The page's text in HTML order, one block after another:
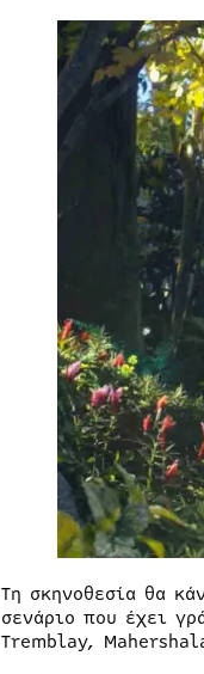
Τη σκηνοθεσία θα
σενάριο που έχει
Tremblay,